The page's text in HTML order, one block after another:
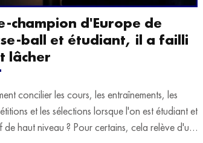
champion d'Europe de
ball et étudiant, il a failli
lâcher
concilier les cours, les entraînements, les
et les sélections lorsque l'on est étudiant et
de haut niveau ? Pour certains, cela relève d'un